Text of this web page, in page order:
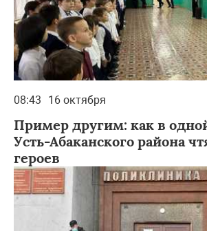
08:43 16 октября
Пример другим: как в
Усть-Абаканского района
героев